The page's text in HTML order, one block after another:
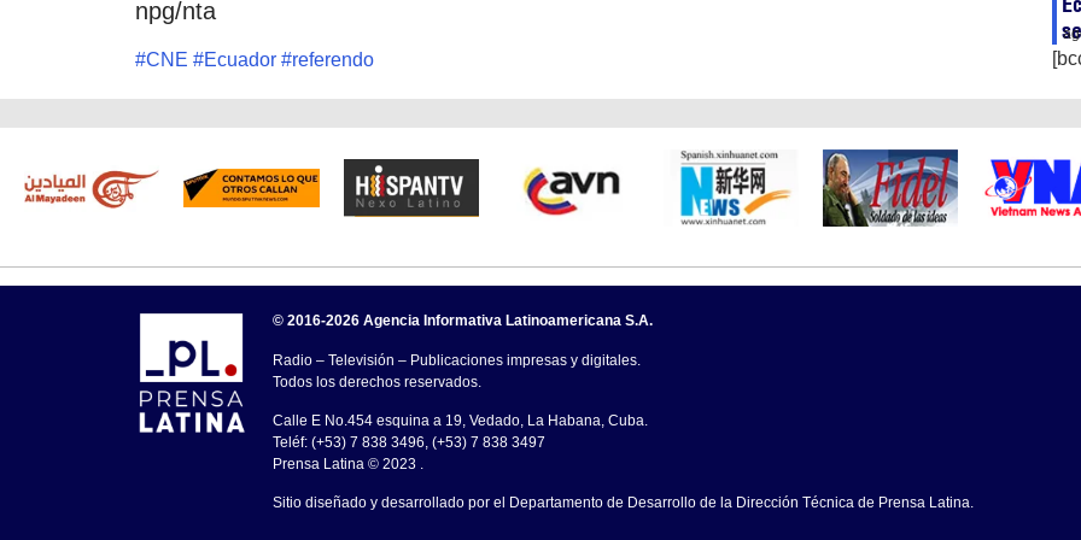
npg/nta
#CNE #Ecuador #referendo
© 2016-2026 Agencia Informativa Latinoamericana S.A.
Radio – Televisión – Publicaciones impresas y digitales.
Todos los derechos reservados.
Calle E No.454 esquina a 19, Vedado, La Habana, Cuba.
Teléf: (+53) 7 838 3496, (+53) 7 838 3497
Prensa Latina © 2023 .
Sitio diseñado y desarrollado por el Departamento de Desarrollo de la Dirección Técnica de Prensa Latina.